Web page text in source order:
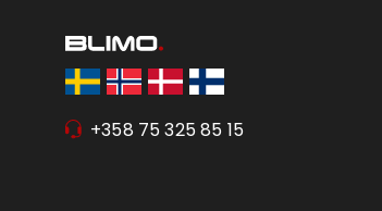
+358 75 325 85 15